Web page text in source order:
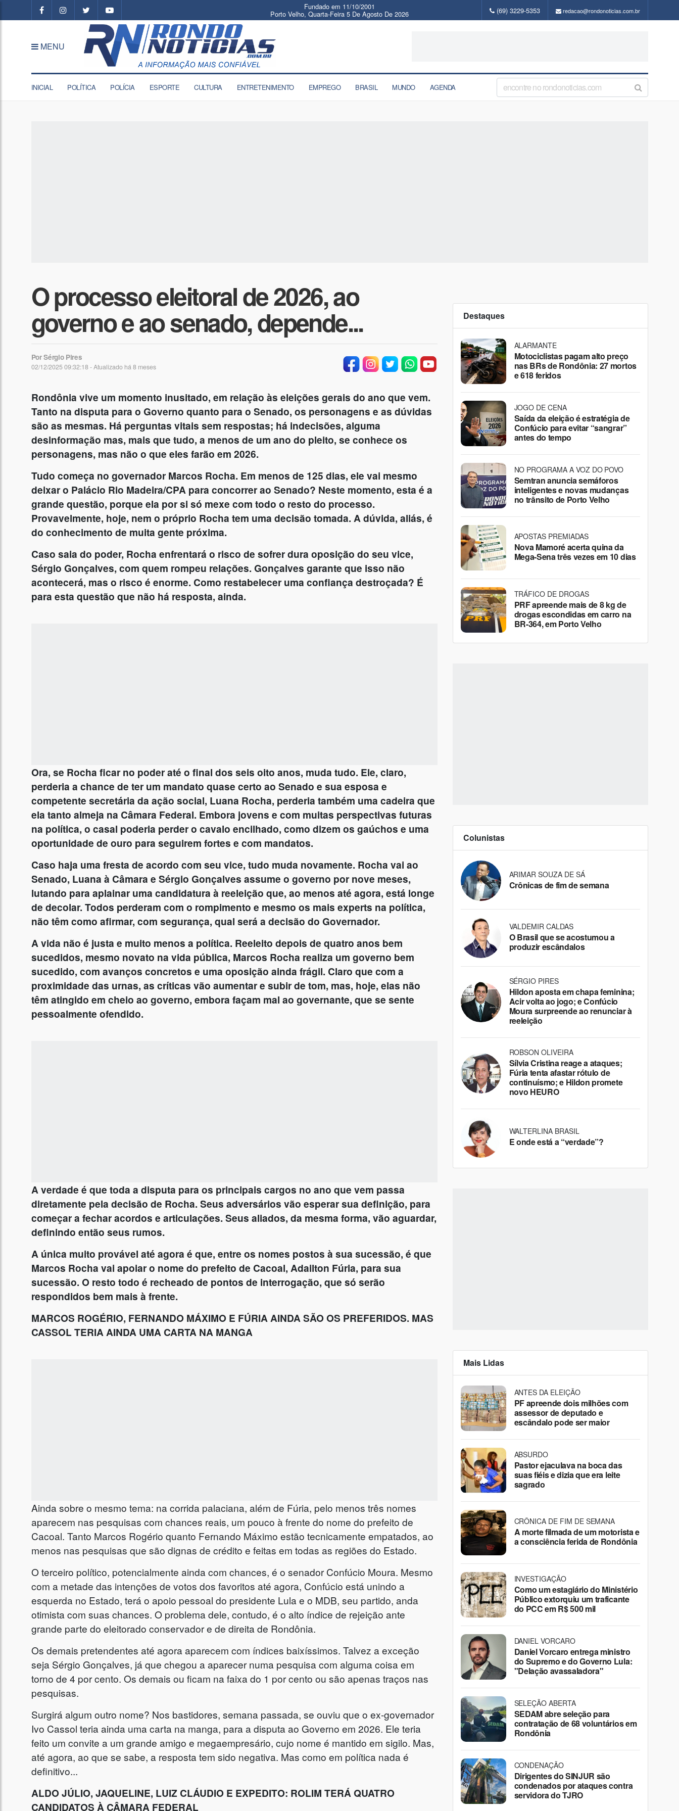
Fundado em 11/10/2001
Porto Velho, Quarta-Feira 5 De Agosto De 2026 (69) 3229-5353 redacao@rondonoticias.com.br
MENU
INICIAL POLÍTICA POLÍCIA ESPORTE CULTURA ENTRETENIMENTO EMPREGO BRASIL MUNDO AGENDA
O processo eleitoral de 2026, ao
governo e ao senado, depende...
Por Sérgio Pires
02/12/2025 09:32:18 - Atualizado há 8 meses
Rondônia vive um momento inusitado, em relação às eleições gerais do ano que vem.
Tanto na disputa para o Governo quanto para o Senado, os personagens e as dúvidas
são as mesmas. Há perguntas vitais sem respostas; há indecisões, alguma
desinformação mas, mais que tudo, a menos de um ano do pleito, se conhece os
personagens, mas não o que eles farão em 2026.
Tudo começa no governador Marcos Rocha. Em menos de 125 dias, ele vai mesmo
deixar o Palácio Rio Madeira/CPA para concorrer ao Senado? Neste momento, esta é a
grande questão, porque ela por si só mexe com todo o resto do processo.
Provavelmente, hoje, nem o próprio Rocha tem uma decisão tomada. A dúvida, aliás, é
do conhecimento de muita gente próxima.
Caso saia do poder, Rocha enfrentará o risco de sofrer dura oposição do seu vice,
Sérgio Gonçalves, com quem rompeu relações. Gonçalves garante que isso não
acontecerá, mas o risco é enorme. Como restabelecer uma confiança destroçada? É
para esta questão que não há resposta, ainda.
Ora, se Rocha ficar no poder até o final dos seis oito anos, muda tudo. Ele, claro,
perderia a chance de ter um mandato quase certo ao Senado e sua esposa e
competente secretária da ação social, Luana Rocha, perderia também uma cadeira que
ela tanto almeja na Câmara Federal. Embora jovens e com muitas perspectivas futuras
na política, o casal poderia perder o cavalo encilhado, como dizem os gaúchos e uma
oportunidade de ouro para seguirem fortes e com mandatos.
Caso haja uma fresta de acordo com seu vice, tudo muda novamente. Rocha vai ao
Senado, Luana à Câmara e Sérgio Gonçalves assume o governo por nove meses,
lutando para aplainar uma candidatura à reeleição que, ao menos até agora, está longe
de decolar. Todos perderam com o rompimento e mesmo os mais experts na política,
não têm como afirmar, com segurança, qual será a decisão do Governador.
A vida não é justa e muito menos a política. Reeleito depois de quatro anos bem
sucedidos, mesmo novato na vida pública, Marcos Rocha realiza um governo bem
sucedido, com avanços concretos e uma oposição ainda frágil. Claro que com a
proximidade das urnas, as críticas vão aumentar e subir de tom, mas, hoje, elas não
têm atingido em cheio ao governo, embora façam mal ao governante, que se sente
pessoalmente ofendido.
A verdade é que toda a disputa para os principais cargos no ano que vem passa
diretamente pela decisão de Rocha. Seus adversários vão esperar sua definição, para
começar a fechar acordos e articulações. Seus aliados, da mesma forma, vão aguardar,
definindo então seus rumos.
A única muito provável até agora é que, entre os nomes postos à sua sucessão, é que
Marcos Rocha vai apoiar o nome do prefeito de Cacoal, Adailton Fúria, para sua
sucessão. O resto todo é recheado de pontos de interrogação, que só serão
respondidos bem mais à frente.
MARCOS ROGÉRIO, FERNANDO MÁXIMO E FÚRIA AINDA SÃO OS PREFERIDOS. MAS
CASSOL TERIA AINDA UMA CARTA NA MANGA
Ainda sobre o mesmo tema: na corrida palaciana, além de Fúria, pelo menos três nomes
aparecem nas pesquisas com chances reais, um pouco à frente do nome do prefeito de
Cacoal. Tanto Marcos Rogério quanto Fernando Máximo estão tecnicamente empatados, ao
menos nas pesquisas que são dignas de crédito e feitas em todas as regiões do Estado.
O terceiro político, potencialmente ainda com chances, é o senador Confúcio Moura. Mesmo
com a metade das intenções de votos dos favoritos até agora, Confúcio está unindo a
esquerda no Estado, terá o apoio pessoal do presidente Lula e o MDB, seu partido, anda
otimista com suas chances. O problema dele, contudo, é o alto índice de rejeição ante
grande parte do eleitorado conservador e de direita de Rondônia.
Os demais pretendentes até agora aparecem com índices baixíssimos. Talvez a exceção
seja Sérgio Gonçalves, já que chegou a aparecer numa pesquisa com alguma coisa em
torno de 4 por cento. Os demais ou ficam na faixa do 1 por cento ou são apenas traços nas
pesquisas.
Surgirá algum outro nome? Nos bastidores, semana passada, se ouviu que o ex-governador
Ivo Cassol teria ainda uma carta na manga, para a disputa ao Governo em 2026. Ele teria
feito um convite a um grande amigo e megaempresário, cujo nome é mantido em sigilo. Mas,
até agora, ao que se sabe, a resposta tem sido negativa. Mas como em política nada é
definitivo...
ALDO JÚLIO, JAQUELINE, LUIZ CLÁUDIO E EXPEDITO: ROLIM TERÁ QUATRO
CANDIDATOS À CÂMARA FEDERAL
Destaques
ALARMANTE
Motociclistas pagam alto preço
nas BRs de Rondônia: 27 mortos
e 618 feridos
JOGO DE CENA
Saída da eleição é estratégia de
Confúcio para evitar “sangrar”
antes do tempo
NO PROGRAMA A VOZ DO POVO
Semtran anuncia semáforos
inteligentes e novas mudanças
no trânsito de Porto Velho
APOSTAS PREMIADAS
Nova Mamoré acerta quina da
Mega-Sena três vezes em 10 dias
TRÁFICO DE DROGAS
PRF apreende mais de 8 kg de
drogas escondidas em carro na
BR-364, em Porto Velho
Colunistas
ARIMAR SOUZA DE SÁ
Crônicas de fim de semana
VALDEMIR CALDAS
O Brasil que se acostumou a
produzir escândalos
SÉRGIO PIRES
Hildon aposta em chapa feminina;
Acir volta ao jogo; e Confúcio
Moura surpreende ao renunciar à
reeleição
ROBSON OLIVEIRA
Sílvia Cristina reage a ataques;
Fúria tenta afastar rótulo de
continuísmo; e Hildon promete
novo HEURO
WALTERLINA BRASIL
E onde está a “verdade”?
Mais Lidas
ANTES DA ELEIÇÃO
PF apreende dois milhões com
assessor de deputado e
escândalo pode ser maior
ABSURDO
Pastor ejaculava na boca das
suas fiéis e dizia que era leite
sagrado
CRÔNICA DE FIM DE SEMANA
A morte filmada de um motorista e
a consciência ferida de Rondônia
INVESTIGAÇÃO
Como um estagiário do Ministério
Público extorquiu um traficante
do PCC em R$ 500 mil
DANIEL VORCARO
Daniel Vorcaro entrega ministro
do Supremo e do Governo Lula:
"Delação avassaladora"
SELEÇÃO ABERTA
SEDAM abre seleção para
contratação de 68 voluntários em
Rondônia
CONDENAÇÃO
Dirigentes do SINJUR são
condenados por ataques contra
servidora do TJRO